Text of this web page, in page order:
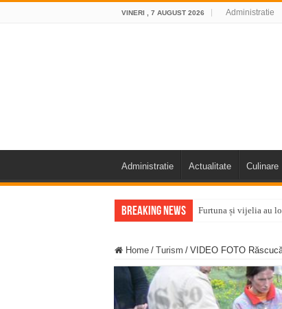
VINERI , 7 AUGUST 2026 Administratie
Administratie Actualitate Culinare
Breaking News Furtuna și vijelia au
ANUNŢ OPRIRE
Anunț important –
Ștrandul Termal Ring
Home / Turism / VIDEO FOTO